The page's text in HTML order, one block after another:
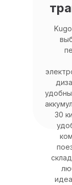
30